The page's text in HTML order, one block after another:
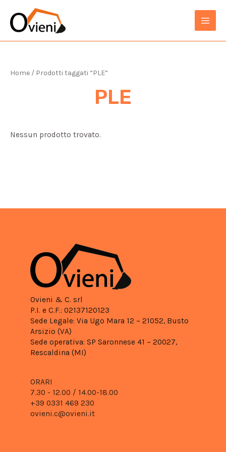
contenuto
MAIN
Home / Prodotti taggati “PLE”
PLE
Nessun prodotto trovato.
Ovieni & C. srl
P.I. e C.F.: 02137120123
Sede Legale: Via Ugo Mara 12 – 21052, Busto
Arsizio (VA)
Sede operativa: SP Saronnese 41 – 20027,
Rescaldina (MI)
ORARI
7.30 - 12.00 / 14.00-18.00
+39 0331 469 230
ovieni.c@ovieni.it